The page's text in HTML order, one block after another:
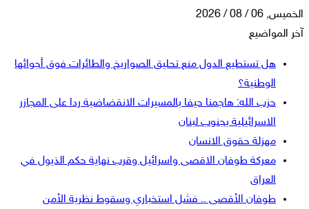
الخميس, 06 / 08 / 2026
آخر المواضيع
هل تستطيع الدول منع تحليق الصواريخ والطائرات فوق أجوائها
الوطنية؟
حزب الله: هاجمنا حيفا بالمسيرات الانقضاضية ردا على المجازر
الاسرائيلية بجنوب لبنان
مهزلة حقوق الانسان
معركة طوفان الاقصى واسرائيل وقرب نهاية حكم الذيول في
العراق
طوفان الأقصى .. فشل استخباري وسقوط نظرية الأمن